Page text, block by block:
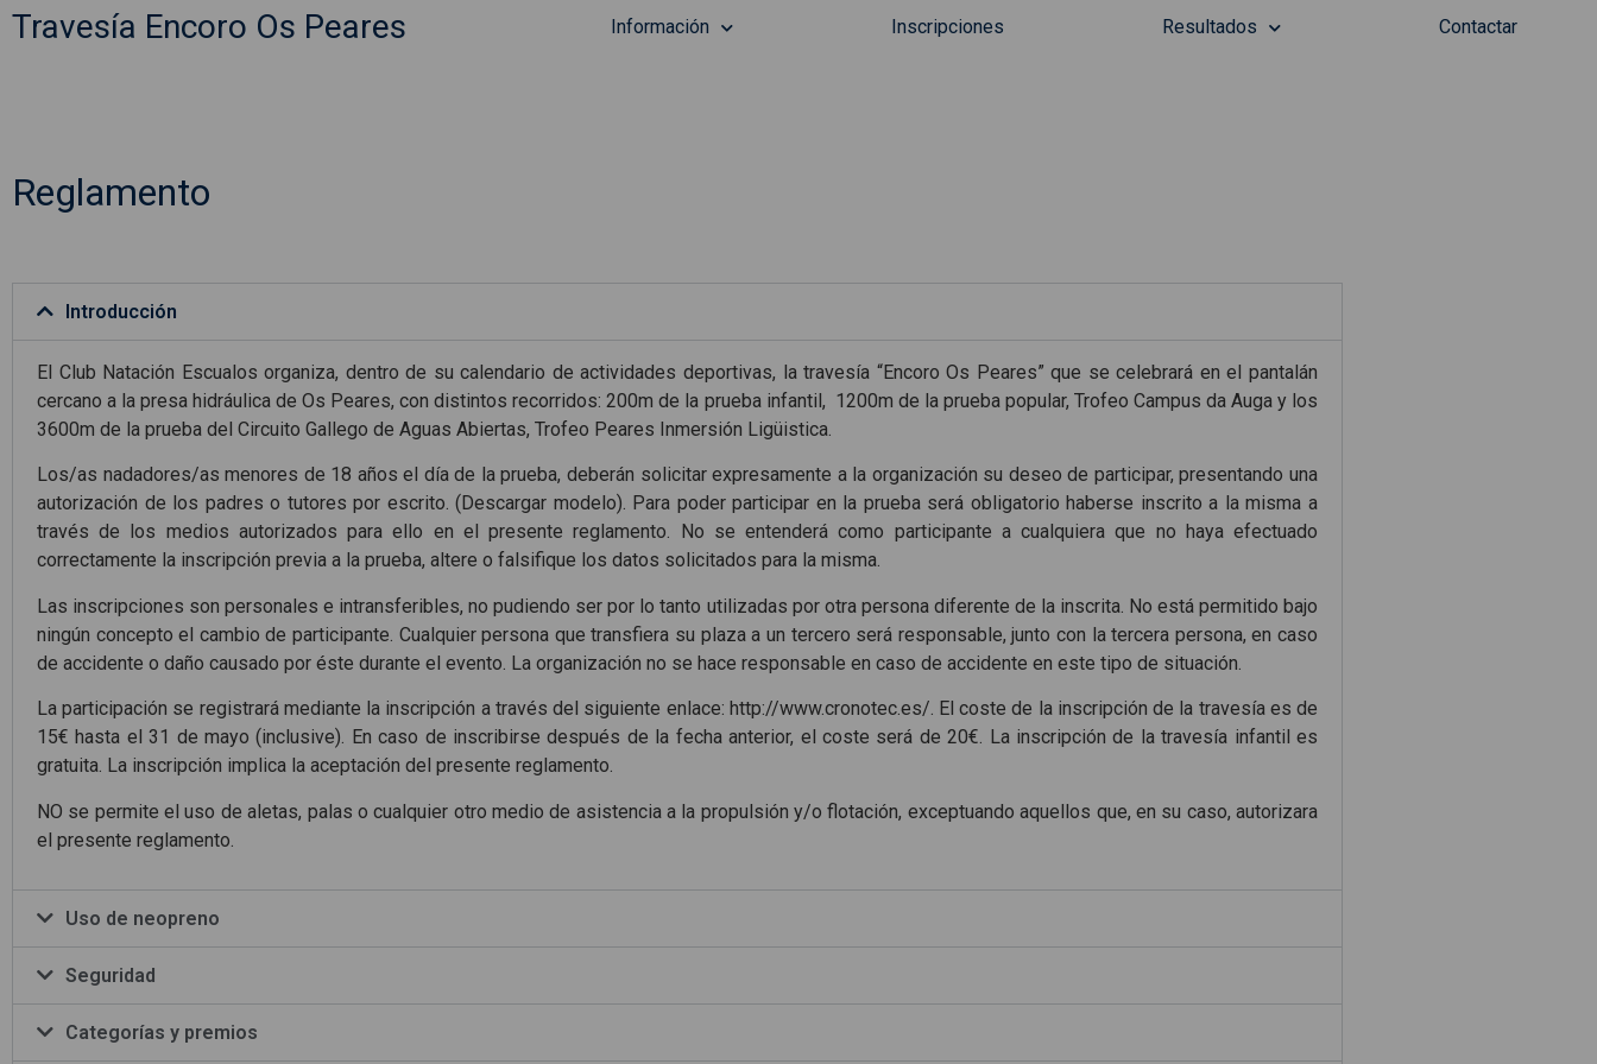
Travesía Encoro Os Peares Información Inscripciones Resultados Contactar
Reglamento
Introducción
El Club Natación Escualos organiza, dentro de su calendario de actividades deportivas, la travesía “Encoro Os Peares” que se celebrará en el pantalán
cercano a la presa hidráulica de Os Peares, con distintos recorridos: 200m de la prueba infantil, 1200m de la prueba popular, Trofeo Campus da Auga y los
3600m de la prueba del Circuito Gallego de Aguas Abiertas, Trofeo Peares Inmersión Ligüistica.
Los/as nadadores/as menores de 18 años el día de la prueba, deberán solicitar expresamente a la organización su deseo de participar, presentando una
autorización de los padres o tutores por escrito. (Descargar modelo). Para poder participar en la prueba será obligatorio haberse inscrito a la misma a
través de los medios autorizados para ello en el presente reglamento. No se entenderá como participante a cualquiera que no haya efectuado
correctamente la inscripción previa a la prueba, altere o falsifique los datos solicitados para la misma.
Las inscripciones son personales e intransferibles, no pudiendo ser por lo tanto utilizadas por otra persona diferente de la inscrita. No está permitido bajo
ningún concepto el cambio de participante. Cualquier persona que transfiera su plaza a un tercero será responsable, junto con la tercera persona, en caso
de accidente o daño causado por éste durante el evento. La organización no se hace responsable en caso de accidente en este tipo de situación.
La participación se registrará mediante la inscripción a través del siguiente enlace: http://www.cronotec.es/. El coste de la inscripción de la travesía es de
15€ hasta el 31 de mayo (inclusive). En caso de inscribirse después de la fecha anterior, el coste será de 20€. La inscripción de la travesía infantil es
gratuita. La inscripción implica la aceptación del presente reglamento.
NO se permite el uso de aletas, palas o cualquier otro medio de asistencia a la propulsión y/o flotación, exceptuando aquellos que, en su caso, autorizara
el presente reglamento.
Uso de neopreno
Seguridad
Categorías y premios